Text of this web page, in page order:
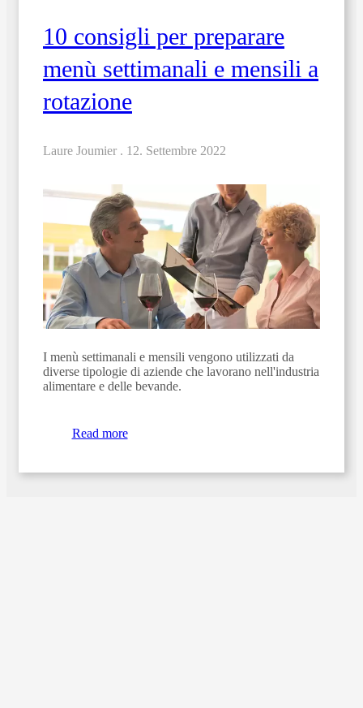
10 consigli per preparare
menù settimanali e mensili a
rotazione
Laure Joumier . 12. Settembre 2022
I menù settimanali e mensili vengono utilizzati da
diverse tipologie di aziende che lavorano nell'industria
alimentare e delle bevande.
Read more